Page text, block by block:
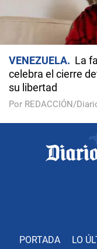
VENEZUELA
La
celebra el cierre
su libertad
Por REDACCIÓN/
PORTADA LO